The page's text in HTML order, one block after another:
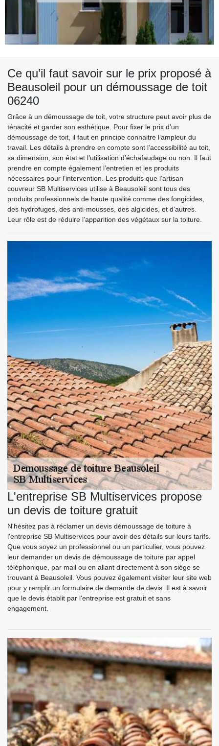
Ce qu’il faut savoir sur le prix proposé à
Beausoleil pour un démoussage de toit
06240
Grâce à un démoussage de toit, votre structure peut avoir plus de
ténacité et garder son esthétique. Pour fixer le prix d’un
démoussage de toit, il faut en principe connaitre l’ampleur du
travail. Les détails à prendre en compte sont l’accessibilité au toit,
sa dimension, son état et l’utilisation d’échafaudage ou non. Il faut
prendre en compte également l’entretien et les produits
nécessaires pour l’intervention. Les produits que l’artisan
couvreur SB Multiservices utilise à Beausoleil sont tous des
produits professionnels de haute qualité comme des fongicides,
des hydrofuges, des anti-mousses, des algicides, et d’autres.
Leur rôle est de réduire l’apparition des végétaux sur la toiture.
L'entreprise SB Multiservices propose
un devis de toiture gratuit
N'hésitez pas à réclamer un devis démoussage de toiture à
l'entreprise SB Multiservices pour avoir des détails sur leurs tarifs.
Que vous soyez un professionnel ou un particulier, vous pouvez
leur demander un devis de démoussage de toiture par appel
téléphonique, par mail ou en allant directement à son siège se
trouvant à Beausoleil. Vous pouvez également visiter leur site web
pour y remplir un formulaire de demande de devis. Il est à savoir
que le devis établit par l'entreprise est gratuit et sans
engagement.